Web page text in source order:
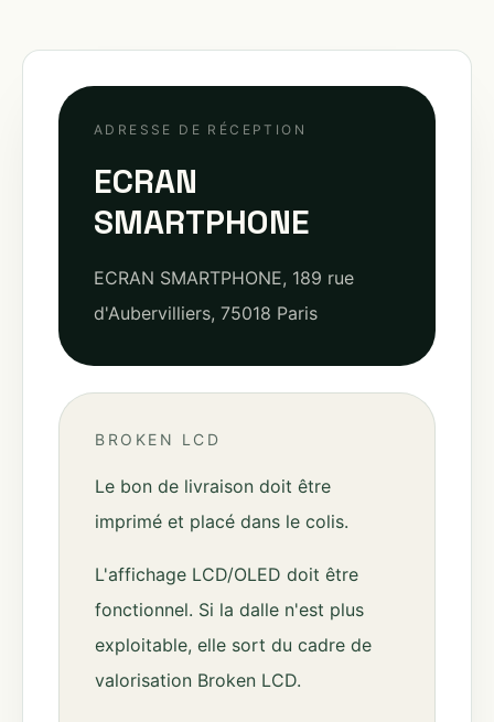
ADRESSE DE RÉCEPTION
ECRAN
SMARTPHONE
ECRAN SMARTPHONE, 189 rue
d'Aubervilliers, 75018 Paris
BROKEN LCD
Le bon de livraison doit être
imprimé et placé dans le colis.
L'affichage LCD/OLED doit être
fonctionnel. Si la dalle n'est plus
exploitable, elle sort du cadre de
valorisation Broken LCD.